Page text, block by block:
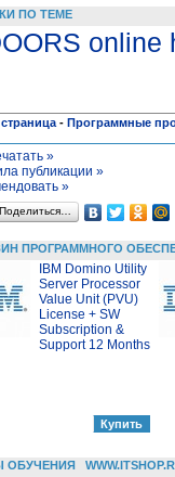
ПО ТЕМЕ
online
- Программные
»
публикации »
»
Поделиться…
ПРОГРАММНОГО
IBM Domino Utility
Server Processor
Value Unit (PVU)
License + SW
Subscription &
Support 12 Months
ОБУЧЕНИЯ